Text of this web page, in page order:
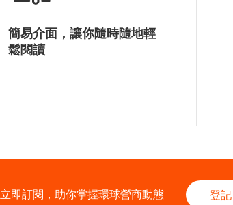
簡易介面，讓你隨時隨地輕
鬆閱讀
立即訂閱，助你掌握環球營商動態 登記